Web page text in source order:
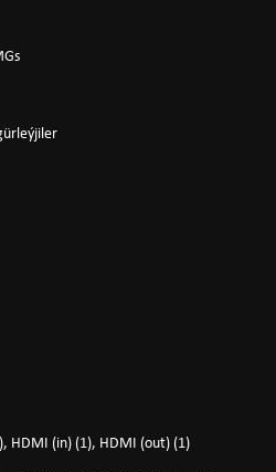
HDMI (in) (1), HDMI (out) (1)